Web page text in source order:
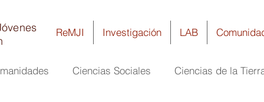
ReMJI Investigación LAB
Ciencias Sociales Ciencias de la